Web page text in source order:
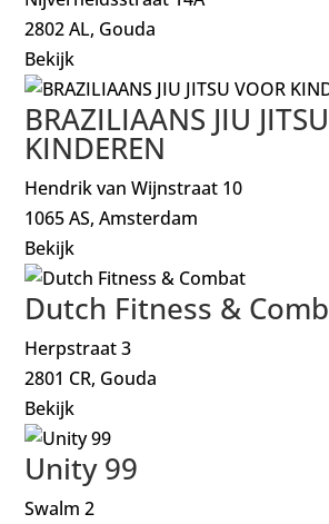
2802 AL, Gouda
Bekijk
BRAZILIAANS JIU
KINDEREN
Hendrik van Wijnstraat 10
1065 AS, Amsterdam
Bekijk
Dutch Fitness &
Herpstraat 3
2801 CR, Gouda
Bekijk
Unity 99
Swalm 2